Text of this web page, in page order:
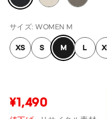
サイズ: WOMEN M
XS S M L
¥1,490